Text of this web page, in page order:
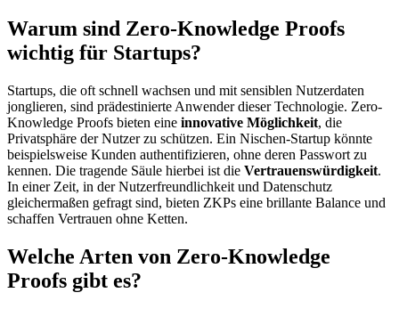
Warum sind Zero-Knowledge Proofs
wichtig für Startups?
Startups, die oft schnell wachsen und mit sensiblen Nutzerdaten
jonglieren, sind prädestinierte Anwender dieser Technologie. Zero-
Knowledge Proofs bieten eine innovative Möglichkeit, die
Privatsphäre der Nutzer zu schützen. Ein Nischen-Startup könnte
beispielsweise Kunden authentifizieren, ohne deren Passwort zu
kennen. Die tragende Säule hierbei ist die Vertrauenswürdigkeit.
In einer Zeit, in der Nutzerfreundlichkeit und Datenschutz
gleichermaßen gefragt sind, bieten ZKPs eine brillante Balance und
schaffen Vertrauen ohne Ketten.
Welche Arten von Zero-Knowledge
Proofs gibt es?